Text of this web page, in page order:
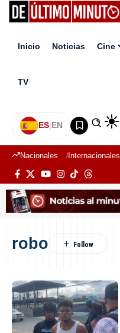
Inicio Noticias Cine
TV
ES|EN
Nacionales Internacionales
robo